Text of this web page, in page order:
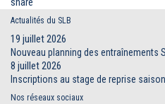
Actualités du SLB
19 juillet 2026
Nouveau planning des entraînements
8 juillet 2026
Inscriptions au stage de reprise
Nos réseaux sociaux